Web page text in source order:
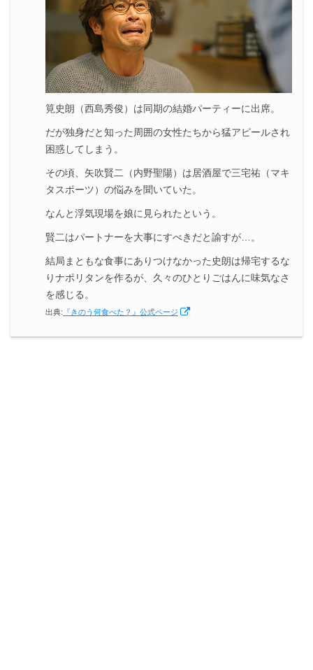
筧史朗（西島秀俊）は同期の結婚パーティーに出席。
だが独身だと知った周囲の女性たちから猛アピールされ
困惑してしまう。
その頃、矢吹賢二（内野聖陽）は居酒屋で三宅祐（マキ
タスポーツ）の悩みを聞いていた。
なんと浮気現場を娘に見られたという。
賢二はパートナーを大事にすべきだと諭すが…。
結局まともな食事にありつけなかった史朗は帰宅するな
りナポリタンを作るが、久々のひとりごはんに味気なさ
を感じる。
出典: 『きのう何食べた？』公式ページ